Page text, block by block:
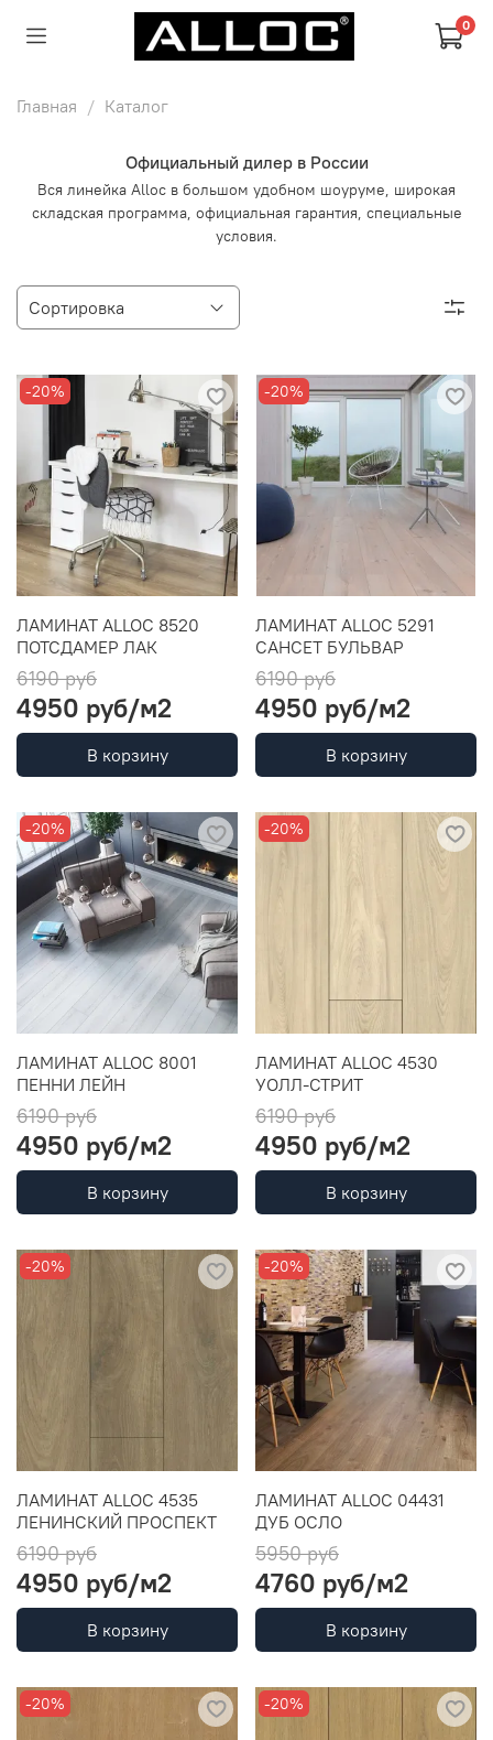
0
Главная Каталог
Официальный дилер в России
Вся линейка Alloc в большом удобном шоуруме, широкая
складская программа, официальная гарантия, специальные
условия.
-20%
ЛАМИНАТ ALLOC 8520
ПОТСДАМЕР ЛАК
6190 руб
4950 руб/м2
В корзину
-20%
ЛАМИНАТ ALLOC 5291
САНСЕТ БУЛЬВАР
6190 руб
4950 руб/м2
В корзину
-20%
ЛАМИНАТ ALLOC 8001
ПЕННИ ЛЕЙН
6190 руб
4950 руб/м2
В корзину
-20%
ЛАМИНАТ ALLOC 4530
УОЛЛ-СТРИТ
6190 руб
4950 руб/м2
В корзину
-20%
ЛАМИНАТ ALLOC 4535
ЛЕНИНСКИЙ ПРОСПЕКТ
6190 руб
4950 руб/м2
В корзину
-20%
ЛАМИНАТ ALLOC 04431
ДУБ ОСЛО
5950 руб
4760 руб/м2
В корзину
-20% -20%